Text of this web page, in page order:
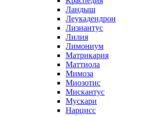
Ландыш
Леукадендрон
Лизиантус
Лилия
Лимониум
Матрикария
Маттиола
Мимоза
Миозотис
Мискантус
Мускари
Нарцисс